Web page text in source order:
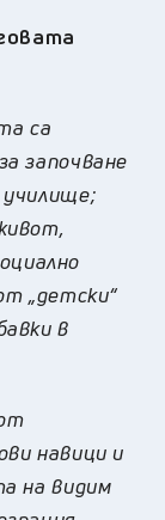
са
започване
„детски“
в
навици и
на видим